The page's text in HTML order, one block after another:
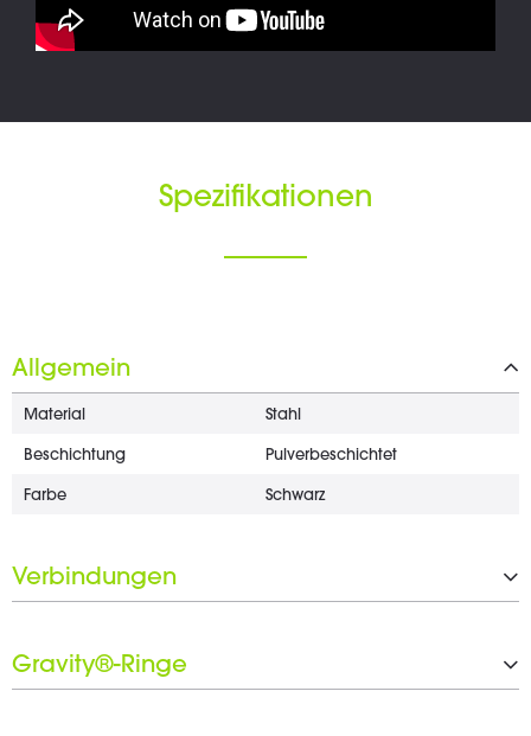
Spezifikationen
Allgemein
Material Stahl
Beschichtung Pulverbeschichtet
Farbe Schwarz
Verbindungen
Gravity®-Ringe